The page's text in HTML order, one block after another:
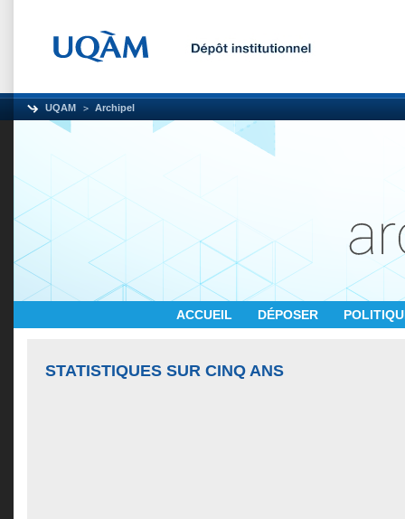
UQAM Archipel
ACCUEIL DÉPOSER
STATISTIQUES SUR CINQ ANS